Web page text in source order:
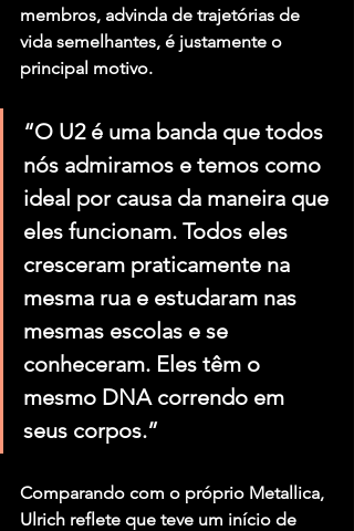
membros, advinda de trajetórias de
vida semelhantes, é justamente o
principal motivo.
“O U2 é uma banda que todos
nós admiramos e temos como
ideal por causa da maneira que
eles funcionam. Todos eles
cresceram praticamente na
mesma rua e estudaram nas
mesmas escolas e se
conheceram. Eles têm o
mesmo DNA correndo em
seus corpos.”
Comparando com o próprio Metallica,
Ulrich reflete que teve um início de